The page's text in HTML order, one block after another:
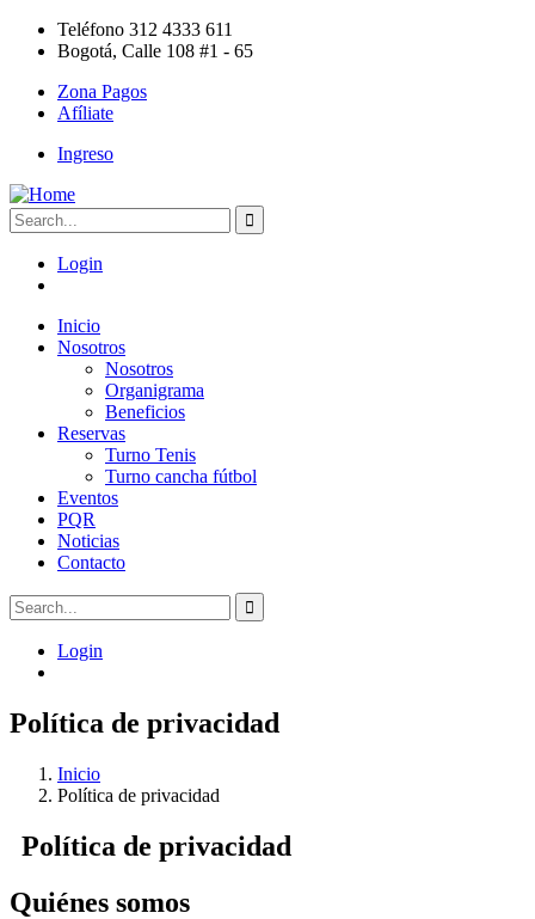
Teléfono 312 4333 611
Bogotá, Calle 108 #1 - 65
Zona Pagos
Afíliate
Ingreso
Login
Inicio
Nosotros
Nosotros
Organigrama
Beneficios
Reservas
Turno Tenis
Turno cancha fútbol
Eventos
PQR
Noticias
Contacto
Login
Política de privacidad
Inicio
Política de privacidad
Política de privacidad
Quiénes somos